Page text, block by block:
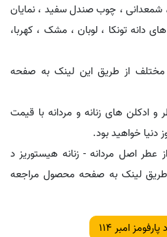
، چوب صندل سفید ، نمایان
دانه تونکا ، لوبان ، مشک ، کهربا،
از طریق این لینک به صفحه
و ادکلن های زنانه و مردانه با قیمت
دنیا خواهید بود.
عطر اصل مردانه - زنانه هیستوریز د
آورید از طریق لینک به صفحه محصول مراجعه
امبر 114